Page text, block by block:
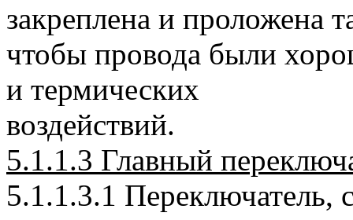
закреплена и проложена
чтобы провода были
и термических
воздействий.
5.1.1.3 Главный
5.1.1.3.1 Переключатель,